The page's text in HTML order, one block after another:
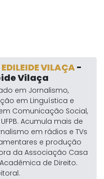
VILAÇA-
Vilaça
em Jornalismo,
em Linguística e
Comunicação Social,
Acumula mais de
em rádios e TVs
e produção
da Associação Casa
de Direito.